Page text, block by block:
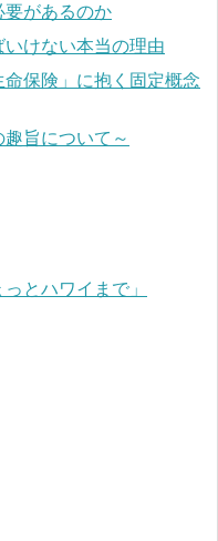
要があるのか
けない本当の理由
保険」に抱く固定概念
旨について～
とハワイまで」